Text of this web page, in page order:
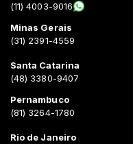
(11) 4003-9016
Minas Gerais
(31) 2391-4559
Santa Catarina
(48) 3380-9407
Pernambuco
(81) 3264-1780
Rio de Janeiro